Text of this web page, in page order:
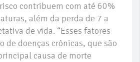
contribuem com até 60%
além da perda de 7 a
de vida. “Esses fatores
de doenças crônicas, que são
causa de morte